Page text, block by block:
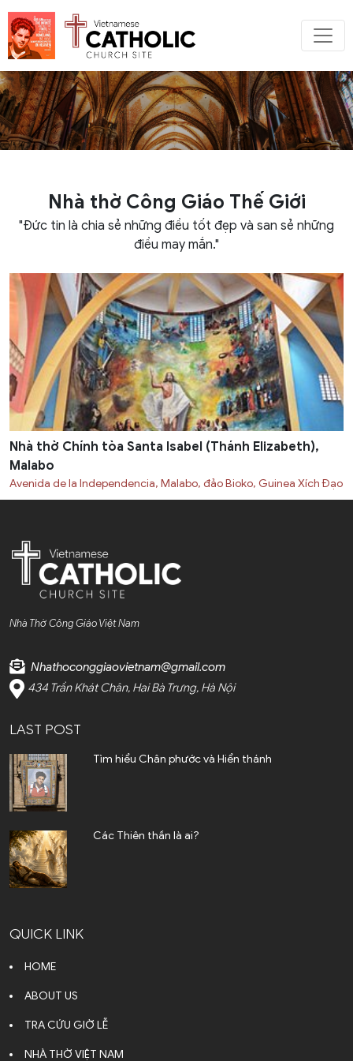
Nhà thờ Công Giáo Thế Giới
"Đức tin là chia sẻ những điều tốt đẹp và san sẻ những
điều may mắn."
Nhà thờ Chính tòa Santa Isabel (Thánh Elizabeth),
Malabo
Avenida de la Independencia, Malabo, đảo Bioko, Guinea Xích Đạo
Nhà Thờ Công Giáo Việt Nam
Nhathoconggiaovietnam@gmail.com
434 Trần Khát Chân, Hai Bà Trưng, Hà Nội
LAST POST
Tìm hiểu Chân phước và Hiển thánh
Các Thiên thần là ai?
QUICK LINK
HOME
ABOUT US
TRA CỨU GIỜ LỄ
NHÀ THỜ VIỆT NAM